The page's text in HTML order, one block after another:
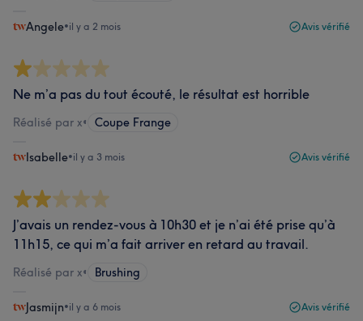
Angele•il y a 2 mois Avis vérifié
Ne m’a pas du tout écouté, le résultat est horrible
Réalisé par x• Coupe Frange
Isabelle•il y a 3 mois Avis vérifié
J’avais un rendez-vous à 10h30 et je n’ai été prise qu’à
11h15, ce qui m’a fait arriver en retard au travail.
Réalisé par x• Brushing
Jasmijn•il y a 6 mois Avis vérifié